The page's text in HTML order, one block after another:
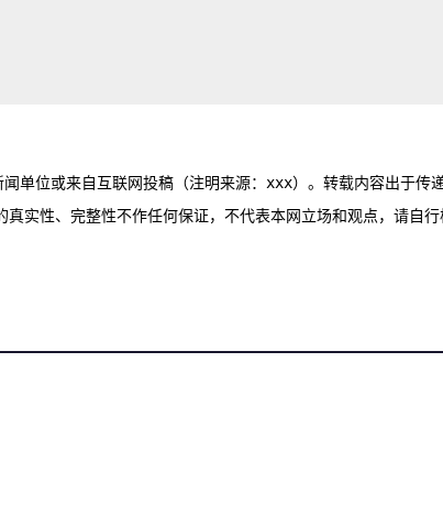
位或来自互联网投稿（注明来源：xxx）。转载内容出于传